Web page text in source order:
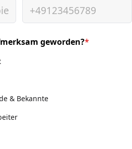
geworden?*
& Bekannte